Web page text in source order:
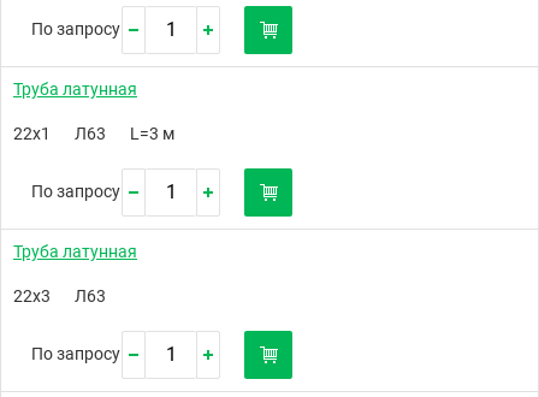
По запросу
Труба латунная
22х1 Л63 L=3 м
По запросу
Труба латунная
22х3 Л63
По запросу